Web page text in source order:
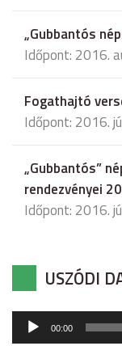
„Gubbantós
Időpont: 2016.
Fogathajtó
Időpont: 2016.
„Gubbantós”
rendezvényei
Időpont: 2016.
USZÓDI
Audió
00:00